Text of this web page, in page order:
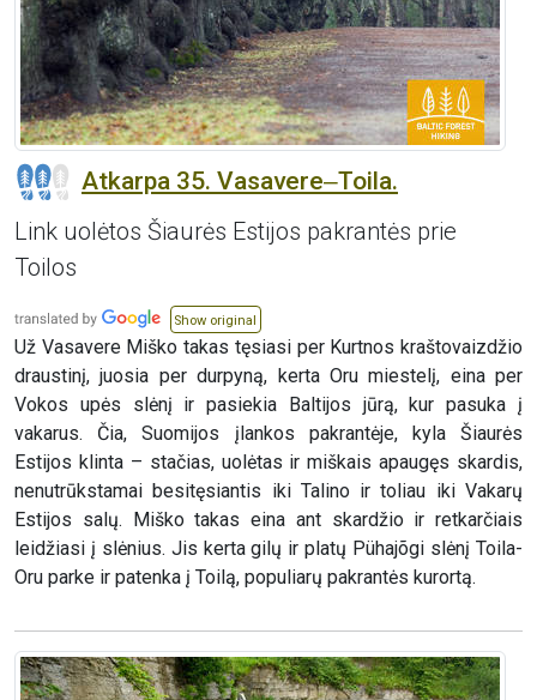
Atkarpa 35. Vasavere‒Toila.
Link uolėtos Šiaurės Estijos pakrantės prie
Toilos
Show original
Už Vasavere Miško takas tęsiasi per Kurtnos kraštovaizdžio
draustinį, juosia per durpyną, kerta Oru miestelį, eina per
Vokos upės slėnį ir pasiekia Baltijos jūrą, kur pasuka į
vakarus. Čia, Suomijos įlankos pakrantėje, kyla Šiaurės
Estijos klinta – stačias, uolėtas ir miškais apaugęs skardis,
nenutrūkstamai besitęsiantis iki Talino ir toliau iki Vakarų
Estijos salų. Miško takas eina ant skardžio ir retkarčiais
leidžiasi į slėnius. Jis kerta gilų ir platų Pühajõgi slėnį Toila-
Oru parke ir patenka į Toilą, populiarų pakrantės kurortą.